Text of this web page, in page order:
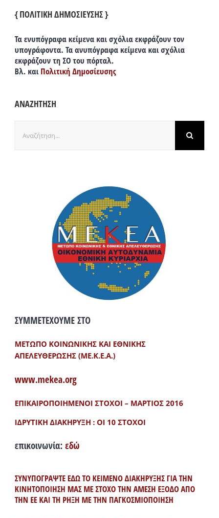
{ ΠΟΛΙΤΙΚΗ ΔΗΜΟΣΙΕΥΣΗΣ }
Τα ενυπόγραφα κείμενα και σχόλια εκφράζουν τον
υπογράφοντα. Τα ανυπόγραφα κείμενα και σχόλια
εκφράζουν τη ΣΟ του πόρταλ.
Βλ. και Πολιτική Δημοσίευσης
ΑΝΑΖΗΤΗΣΗ
για:
ΣΥΜΜΕΤΕΧΟΥΜΕ ΣΤΟ
ΜΕΤΩΠΟ ΚΟΙΝΩΝΙΚΗΣ ΚΑΙ ΕΘΝΙΚΗΣ
ΑΠΕΛΕΥΘΕΡΩΣΗΣ (ΜΕ.Κ.Ε.Α.)
www.mekea.org
ΕΠΙΚΑΙΡΟΠΟΙΗΜΕΝΟΙ ΣΤΟΧΟΙ – ΜΑΡΤΙΟΣ 2016
ΙΔΡΥΤΙΚΗ ΔΙΑΚΗΡΥΞΗ : ΟΙ 10 ΣΤΟΧΟΙ
επικοινωνία: εδώ
ΣΥΝΥΠΟΓΡΑΨΤΕ ΕΔΩ ΤΟ ΚΕΙΜΕΝΟ ΔΙΑΚΗΡΥΞΗΣ ΓΙΑ ΤΗΝ
ΚΙΝΗΤΟΠΟΙΗΣΗ ΜΑΣ ΜΕ ΣΤΟΧΟ ΤΗΝ ΑΜΕΣΗ ΕΞΟΔΟ ΑΠΟ
ΤΗΝ ΕΕ ΚΑΙ ΤΗ ΡΗΞΗ ΜΕ ΤΗΝ ΠΑΓΚΟΣΜΙΟΠΟΙΗΣΗ